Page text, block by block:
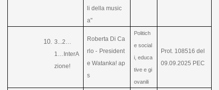
li della music
a"
3...2…
1…InterA
zione!
Roberta Di Ca
rlo - President
e Watanka! ap
s
Politich
e social
i, educa
tive e gi
ovanili
Prot. 108516 del
09.09.2025 PEC